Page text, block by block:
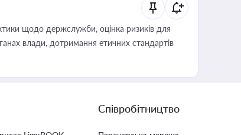
щодо держслужби, оцінка ризиків для
влади, дотримання етичних стандартів
Співробітництво